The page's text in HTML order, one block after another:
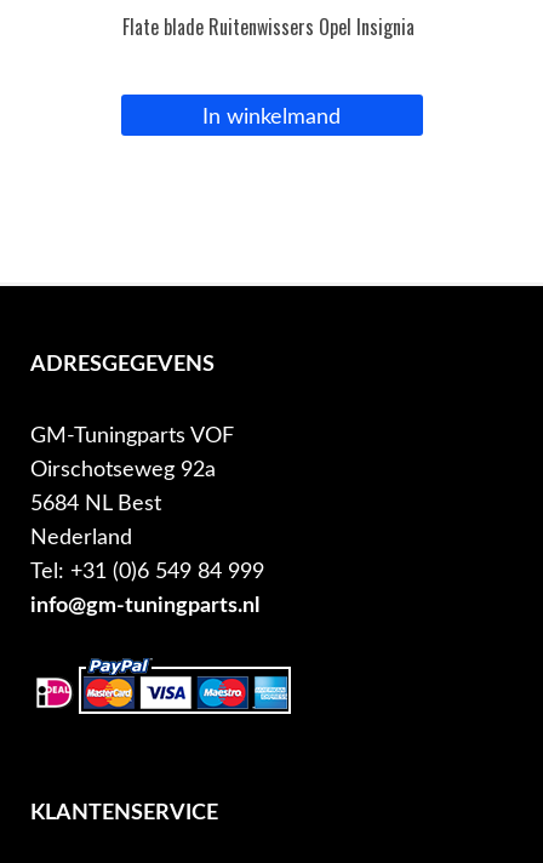
Flate blade Ruitenwissers Opel Insignia
In winkelmand
ADRESGEGEVENS
GM-Tuningparts VOF
Oirschotseweg 92a
5684 NL Best
Nederland
Tel: +31 (0)6 549 84 999
info@gm-tuningparts.nl
KLANTENSERVICE